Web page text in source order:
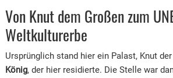
Von Knut dem Großen zum
Weltkulturerbe
Ursprünglich stand hier ein Palast, Knut
König, der hier residierte. Die Stelle war